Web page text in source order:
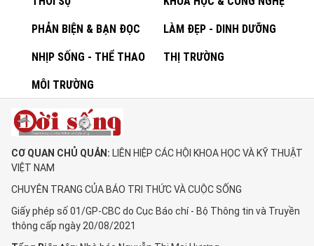
PHẢN BIỆN & BẠN ĐỌC LÀM ĐẸP - DINH DƯỠNG
NHỊP SỐNG - THỂ THAO THỊ TRƯỜNG
MÔI TRƯỜNG
CƠ QUAN CHỦ QUẢN: LIÊN HIỆP CÁC HỘI KHOA HỌC VÀ KỸ THUẬT
VIỆT NAM
CHUYÊN TRANG CỦA BÁO TRI THỨC VÀ CUỘC SỐNG
Giấy phép số 01/GP-CBC do Cục Báo chí - Bộ Thông tin và Truyền
thông cấp ngày 20/08/2021